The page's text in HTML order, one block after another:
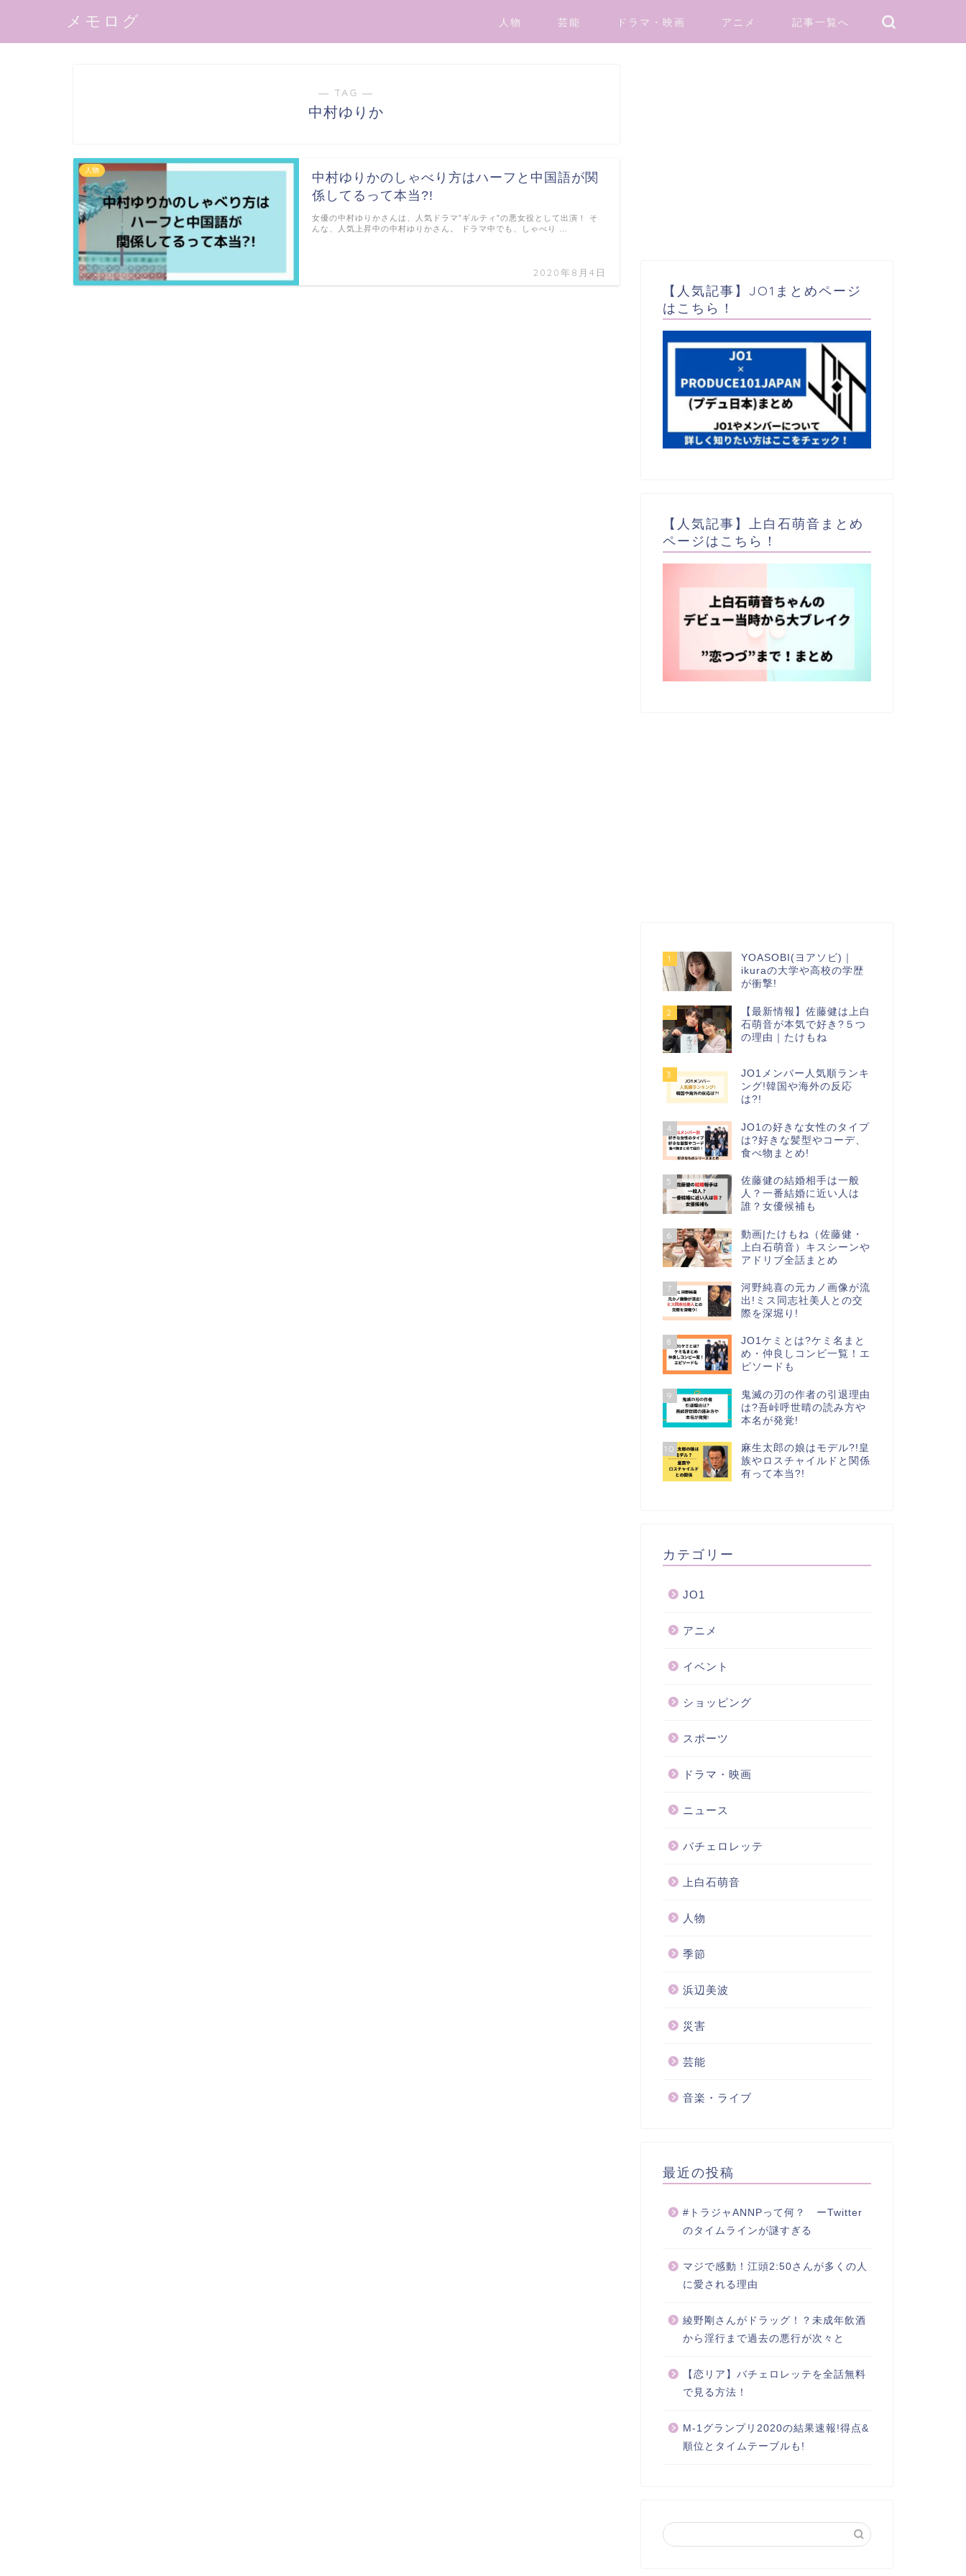
メモログ 人物 芸能 ドラマ・映画 アニメ 記事一覧へ
― TAG ―
中村ゆりか
人物
中村ゆりかのしゃべり方はハーフと中国語が関
係してるって本当?!
2020年8月4日
女優の中村ゆりかさんは、人気ドラマ”ギルティ”の悪女役として出演！ そ
んな、人気上昇中の中村ゆりかさん。 ドラマ中でも、しゃべり …
【人気記事】JO1まとめページ
はこちら！
【人気記事】上白石萌音まとめ
ページはこちら！
1
YOASOBI(ヨアソビ)｜
ikuraの大学や高校の学歴
が衝撃!
2
【最新情報】佐藤健は上白
石萌音が本気で好き?５つ
の理由｜たけもね
3
JO1メンバー人気順ランキ
ング!韓国や海外の反応
は?!
4
JO1の好きな女性のタイプ
は?好きな髪型やコーデ、
食べ物まとめ!
5
佐藤健の結婚相手は一般
人？一番結婚に近い人は
誰？女優候補も
6
動画|たけもね（佐藤健・
上白石萌音）キスシーンや
アドリブ全話まとめ
7
河野純喜の元カノ画像が流
出!ミス同志社美人との交
際を深堀り!
8
JO1ケミとは?ケミ名まと
め・仲良しコンビ一覧！エ
ピソードも
9
鬼滅の刃の作者の引退理由
は?吾峠呼世晴の読み方や
本名が発覚!
10
麻生太郎の娘はモデル?!皇
族やロスチャイルドと関係
有って本当?!
カテゴリー
JO1
アニメ
イベント
ショッピング
スポーツ
ドラマ・映画
ニュース
バチェロレッテ
上白石萌音
人物
季節
浜辺美波
災害
芸能
音楽・ライブ
最近の投稿
#トラジャANNPって何？ ーTwitter
のタイムラインが謎すぎる
マジで感動！江頭2:50さんが多くの人
に愛される理由
綾野剛さんがドラッグ！？未成年飲酒
から淫行まで過去の悪行が次々と
【恋リア】バチェロレッテを全話無料
で見る方法！
M-1グランプリ2020の結果速報!得点&
順位とタイムテーブルも!